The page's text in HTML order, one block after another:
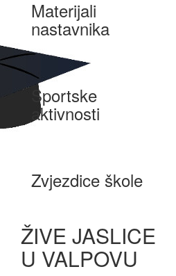
Materijali
nastavnika
Sportske
aktivnosti
Zvjezdice škole
ŽIVE JASLICE
U VALPOVU